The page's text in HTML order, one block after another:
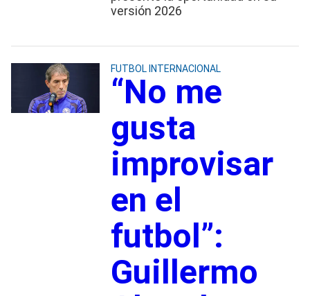
versión 2026
FUTBOL INTERNACIONAL
“No me
gusta
improvisar
en el
futbol”:
Guillermo